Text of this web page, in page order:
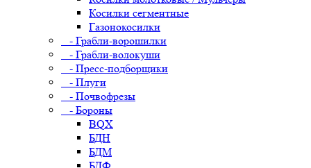
Косилки сегментные
Газонокосилки
- Грабли-ворошилки
- Грабли-волокуши
- Пресс-подборщики
- Плуги
- Почвофрезы
- Бороны
BQX
БДН
БДМ